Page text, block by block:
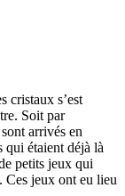
cristaux s’est
Soit par
arrivés en
qui étaient déjà là
petits jeux qui
Ces jeux ont eu lieu